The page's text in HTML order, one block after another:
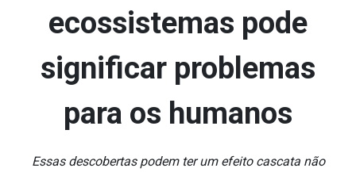
ecossistemas pode
significar problemas
para os humanos
Essas descobertas podem ter um efeito cascata não